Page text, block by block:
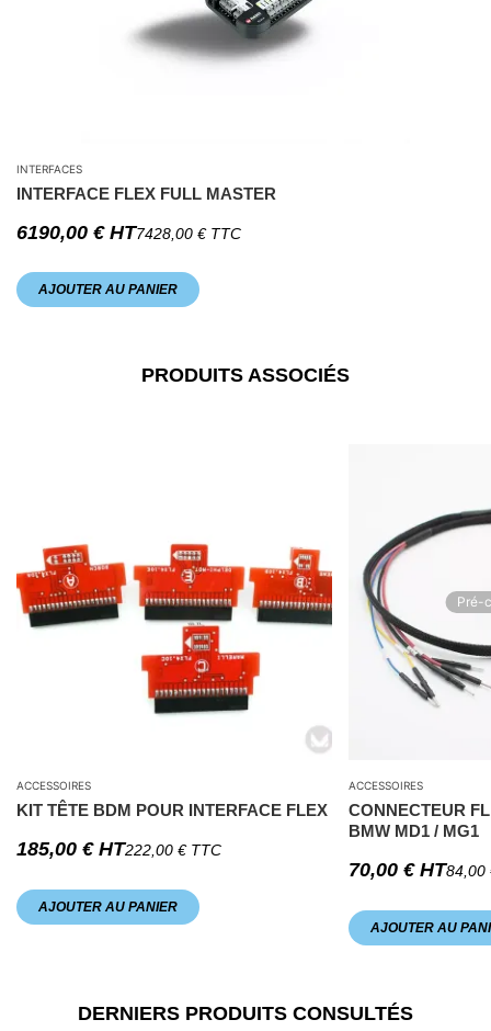
INTERFACES
INTERFACE FLEX FULL MASTER
6190,00 €HT7428,00 €TTC
AJOUTER AU PANIER
PRODUITS ASSOCIÉS
ACCESSOIRES
KIT TÊTE BDM POUR INTERFACE FLEX
185,00 €HT222,00 €TTC
AJOUTER AU PANIER
Pré-
ACCESSOIRES
CONNECTEUR
BMW MD1 / MG1
70,00 €HT84,00
AJOUTER AU
DERNIERS PRODUITS CONSULTÉS